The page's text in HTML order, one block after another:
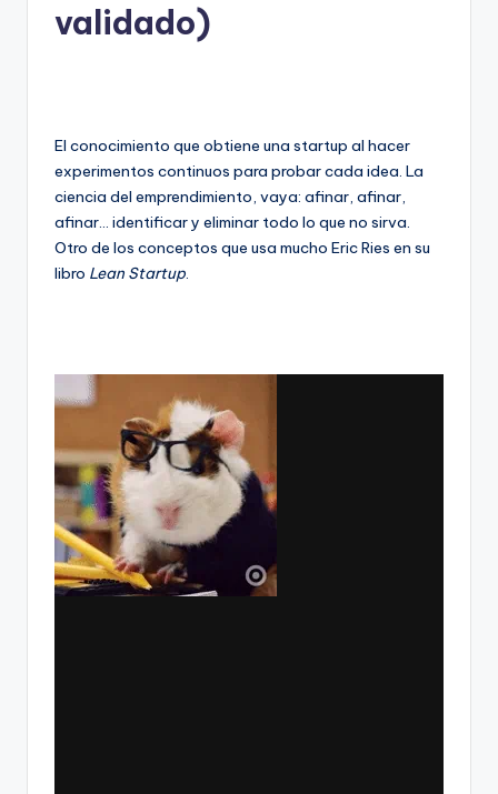
validado)
El conocimiento que obtiene una startup al hacer
experimentos continuos para probar cada idea. La
ciencia del emprendimiento, vaya: afinar, afinar,
afinar… identificar y eliminar todo lo que no sirva.
Otro de los conceptos que usa mucho Eric Ries en su
libro Lean Startup.